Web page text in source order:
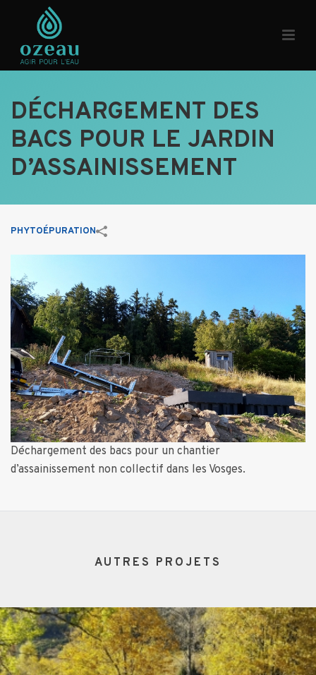
DÉCHARGEMENT DES
BACS POUR LE JARDIN
D’ASSAINISSEMENT
PHYTOÉPURATION
Déchargement des bacs pour un chantier
d’assainissement non collectif dans les Vosges.
AUTRES PROJETS